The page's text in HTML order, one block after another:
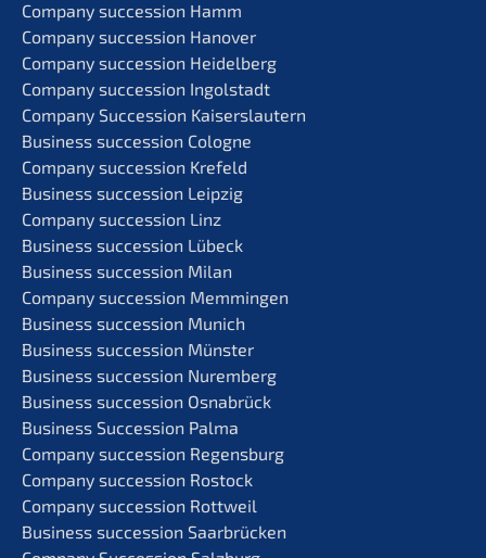
Compa­ny succes­si­on Hamm
Compa­ny succes­si­on Hanover
Compa­ny succes­si­on Heidelberg
Compa­ny succes­si­on Ingolstadt
Compa­ny Succes­si­on Kaiserslautern
Business succes­si­on Cologne
Compa­ny succes­si­on Krefeld
Business succes­si­on Leipzig
Compa­ny succes­si­on Linz
Business succes­si­on Lübeck
Business succes­si­on Milan
Compa­ny succes­si­on Memmingen
Business succes­si­on Munich
Business succes­si­on Münster
Business succes­si­on Nuremberg
Business succes­si­on Osnabrück
Business Succes­si­on Palma
Compa­ny succes­si­on Regensburg
Compa­ny succes­si­on Rostock
Compa­ny succes­si­on Rottweil
Business succes­si­on Saarbrücken